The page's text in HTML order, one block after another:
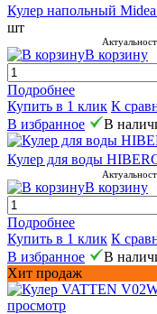
Кулер напольный
шт
В корзину
Подробнее
Купить в 1 клик К
В избранное
В
Кулер для воды
В корзину
Подробнее
Купить в 1 клик К
В избранное
В
Хит продаж
просмотр